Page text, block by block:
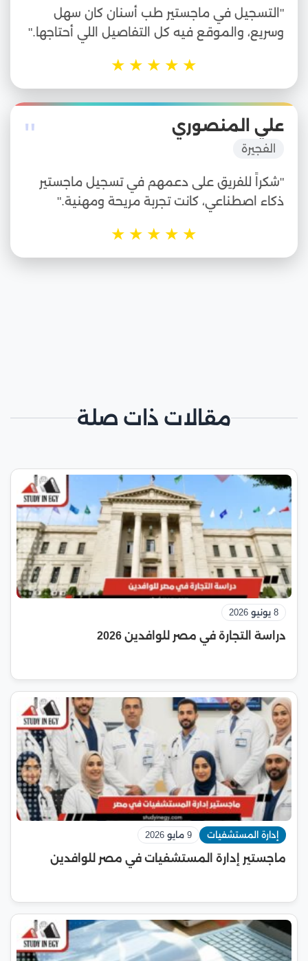
"التسجيل في ماجستير طب أسنان كان سهل
وسريع، والموقع فيه كل التفاصيل اللي أحتاجها."
★
★
★
★
★
" علي المنصوري
الفجيرة
"شكراً للفريق على دعمهم في تسجيل ماجستير
ذكاء اصطناعي، كانت تجربة مريحة ومهنية."
★
★
★
★
★
مقالات ذات صلة
8 يونيو 2026
دراسة التجارة في مصر للوافدين 2026
إدارة المستشفيات 9 مايو 2026
ماجستير إدارة المستشفيات في مصر للوافدين